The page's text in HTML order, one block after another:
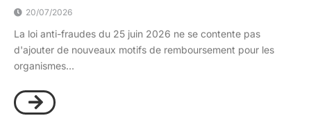
20/07/2026
La loi anti-fraudes du 25 juin 2026 ne se contente pas
d'ajouter de nouveaux motifs de remboursement pour les
organismes...